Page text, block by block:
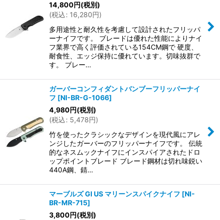
14,800円(税別)
(税込: 16,280円)
多用途性と耐久性を考慮して設計されたフリッパ
ーナイフです。 ブレードは優れた性能によりナイ
フ業界で高く評価されている154CM鋼で 硬度、
耐食性、エッジ保持に優れています。切味抜群で
す。 ブレー…
ガーバーコンフィダントバンブーフリッパーナイ
フ [NI-BR-G-1066]
4,980円(税別)
(税込: 5,478円)
竹を使ったクラシックなデザインを現代風にアレ
ンジしたガーバーのフリッパーナイフです。 伝統
的なネスムックナイフにインスパイアされたドロ
ップポイントブレード ブレード鋼材は切れ味鋭い
440A鋼、錆…
マーブルズ GI US マリーンスパイクナイフ [NI-
BR-MR-715]
3,800円(税別)